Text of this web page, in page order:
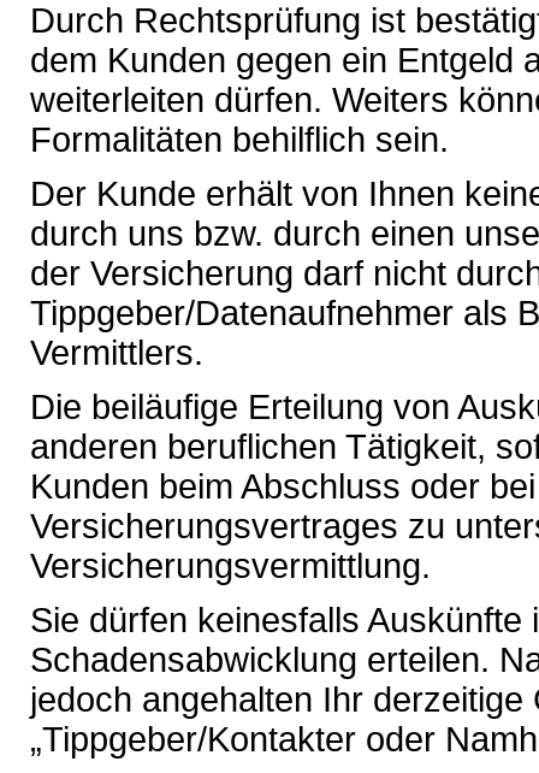
Durch Rechtsprüfung ist
dem Kunden gegen ein Entgeld
weiterleiten dürfen. Weiters
Formalitäten behilflich sein.
Der Kunde erhält von Ihnen
durch uns bzw. durch einen
der Versicherung darf nicht
Tippgeber/Datenaufnehmer als
Vermittlers.
Die beiläufige Erteilung von
anderen beruflichen Tätigkeit,
Kunden beim Abschluss oder
Versicherungsvertrages zu
Versicherungsvermittlung.
Sie dürfen keinesfalls
Schadensabwicklung erteilen.
jedoch angehalten Ihr
„Tippgeber/Kontakter oder